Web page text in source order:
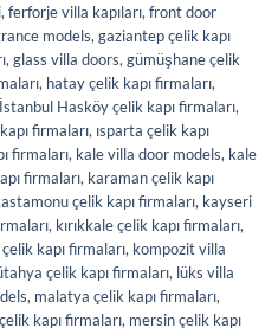
, ferforje villa kapıları, front door
models, gaziantep çelik kapı
, glass villa doors, gümüşhane çelik
, hatay çelik kapı firmaları,
İstanbul Hasköy çelik kapı firmaları,
firmaları, ısparta çelik kapı
firmaları, kale villa door models, kale
firmaları, karaman çelik kapı
çelik kapı firmaları, kayseri
, kırıkkale çelik kapı firmaları,
kapı firmaları, kompozit villa
çelik kapı firmaları, lüks villa
, malatya çelik kapı firmaları,
kapı firmaları, mersin çelik kapı